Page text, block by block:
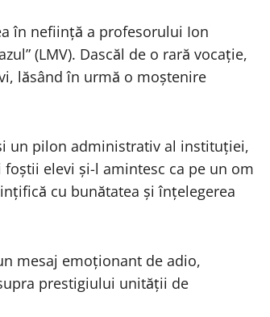
în neființă a profesorului Ion
(LMV). Dascăl de o rară vocație,
lăsând în urmă o moștenire
un pilon administrativ al instituției,
elevi și-l amintesc ca pe un om
cu bunătatea și înțelegerea
mesaj emoționant de adio,
prestigiului unității de